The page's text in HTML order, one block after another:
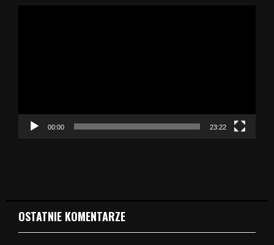
c
00:00 23:22
OSTATNIE KOMENTARZE